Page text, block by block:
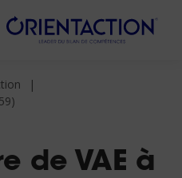
de VAE à